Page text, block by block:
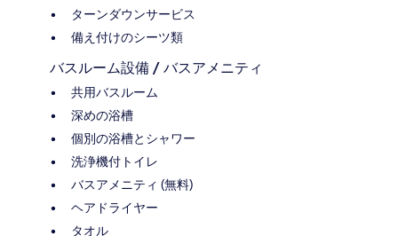
ターンダウンサービス
備え付けのシーツ類
バスルーム設備 / バスアメニティ
共用バスルーム
深めの浴槽
個別の浴槽とシャワー
洗浄機付トイレ
バスアメニティ (無料)
ヘアドライヤー
タオル